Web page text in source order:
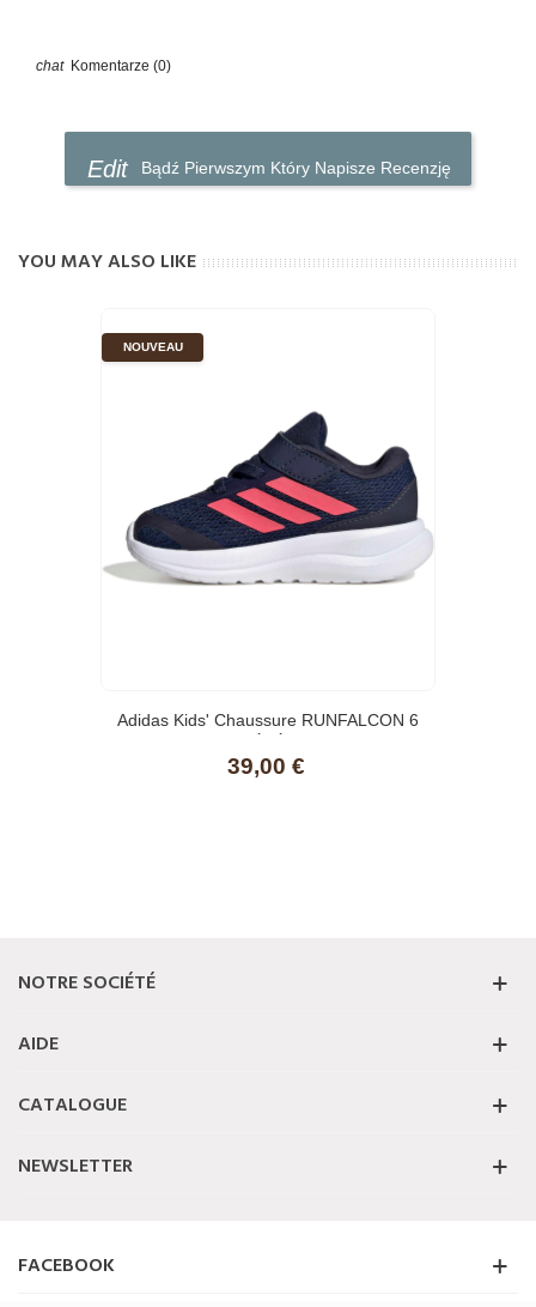
Komentarze (0)
Bądź Pierwszym Który Napisze Recenzję
YOU MAY ALSO LIKE
NOUVEAU
Adidas Kids' Chaussure RUNFALCON 6
39,00 €
NOTRE SOCIÉTÉ
AIDE
CATALOGUE
NEWSLETTER
FACEBOOK